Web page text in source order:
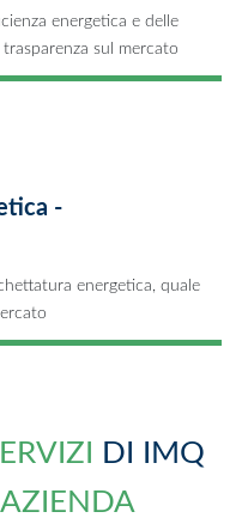
energetica e delle
sul mercato
-
energetica, quale
DI IMQ